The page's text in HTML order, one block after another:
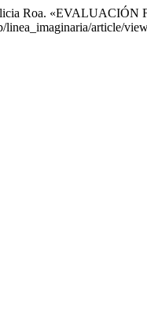
Roa.
linea_imaginaria/article/